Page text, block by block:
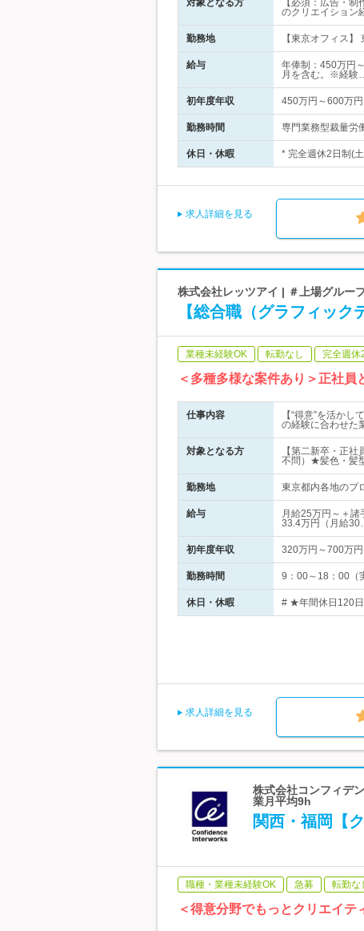
対象となる方
【必須：広告・
のクリエイション
勤務地 【東京オフィス
給与
年俸制：450万円
月を含む。※経験
初年度年収 450万円～600万円
勤務時間 専門業務型裁量労
休日・休暇 * 完全週休2日制(
求人詳細を見る
株式会社レッツアイ | ＃上場グルー
【総合職（グラフィック
業種未経験OK 転勤なし 完全週休
＜多種多様な案件あり＞正社
仕事内容
【“得意”を活か
の経験に合わせた
対象となる方
【第二新卒・正
不問）★髪色・髪
勤務地 東京都内各地のプ
給与
月給25万円～＋
33.4万円（月給
初年度年収 320万円～700万円
勤務時間 9：00～18：00
休日・休暇 # ★年間休日120
求人詳細を見る
株式会社コンフィデ
業月平均9h
関西・福岡【
職種・業種未経験OK 急募 転勤な
＜得意分野でもっとクリエイ